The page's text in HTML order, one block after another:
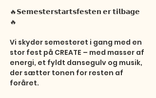
🔥𝗦𝗲𝗺𝗲𝘀𝘁𝗲𝗿𝘀𝘁𝗮𝗿𝘁𝘀𝗳𝗲𝘀𝘁𝗲𝗻 𝗲𝗿 𝘁𝗶𝗹𝗯𝗮𝗴𝗲
🔥
Vi skyder semesteret i gang med en
stor fest på CREATE – med masser af
energi, et fyldt dansegulv og musik,
der sætter tonen for resten af
foråret.